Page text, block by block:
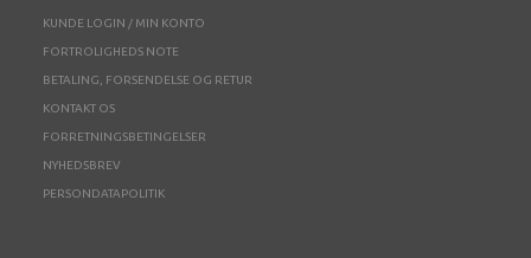
KUNDE LOGIN / MIN KONTO
FORTROLIGHEDS NOTE
BETALING, FORSENDELSE OG RETUR
KONTAKT OS
FORRETNINGSBETINGELSER
NYHEDSBREV
PERSONDATAPOLITIK